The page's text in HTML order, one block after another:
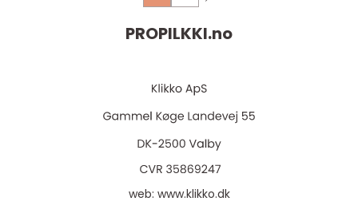
PROPILKKI.no
web: www.klikko.dk